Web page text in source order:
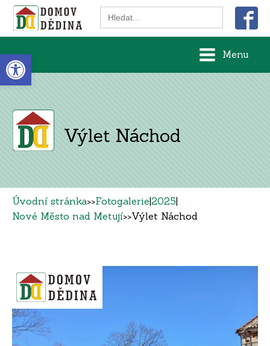
Open toolbar
Search
for:
Menu
Výlet Náchod
Úvodní stránka>>Fotogalerie|2025|
Nové Město nad Metují>>Výlet Náchod